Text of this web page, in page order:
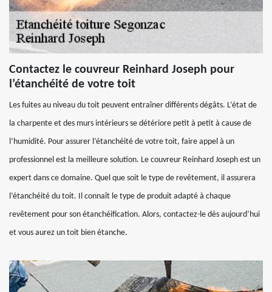
Contactez le couvreur Reinhard Joseph pour
l’étanchéité de votre toit
Les fuites au niveau du toit peuvent entraîner différents dégâts. L’état de
la charpente et des murs intérieurs se détériore petit à petit à cause de
l’humidité. Pour assurer l’étanchéité de votre toit, faire appel à un
professionnel est la meilleure solution. Le couvreur Reinhard Joseph est un
expert dans ce domaine. Quel que soit le type de revêtement, il assurera
l’étanchéité du toit. Il connaît le type de produit adapté à chaque
revêtement pour son étanchéification. Alors, contactez-le dès aujourd’hui
et vous aurez un toit bien étanche.